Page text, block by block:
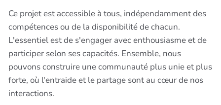
Ce projet est accessible à tous, indépendamment des
compétences ou de la disponibilité de chacun.
L'essentiel est de s'engager avec enthousiasme et de
participer selon ses capacités. Ensemble, nous
pouvons construire une communauté plus unie et plus
forte, où l'entraide et le partage sont au cœur de nos
interactions.